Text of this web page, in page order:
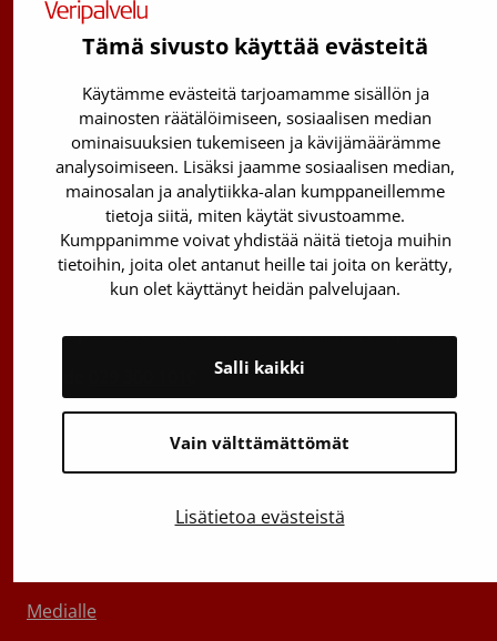
Tämä sivusto käyttää evästeitä
Käytämme evästeitä tarjoamamme sisällön ja
mainosten räätälöimiseen, sosiaalisen median
ominaisuuksien tukemiseen ja kävijämäärämme
analysoimiseen. Lisäksi jaamme sosiaalisen median,
mainosalan ja analytiikka-alan kumppaneillemme
tietoja siitä, miten käytät sivustoamme.
Kumppanimme voivat yhdistää näitä tietoja muihin
tietoihin, joita olet antanut heille tai joita on kerätty,
kun olet käyttänyt heidän palvelujaan.
Vain välttämättömät
Salli kaikki
Lisätietoa evästeistä
Maksuton verenluovuttajien info:
0800 05801(ma–pe 8–17)
Kantasolurekisterin info:
029 300 1515
Härkälenkki 13
01730 Vantaa
Toimipisteiden yhteystiedot
Vantaan päätoimipiste
Sähköpostiosoitteet: etunimi.sukunimi@veripalvelu.fi
Tietoa Veripalvelusta
Medialle